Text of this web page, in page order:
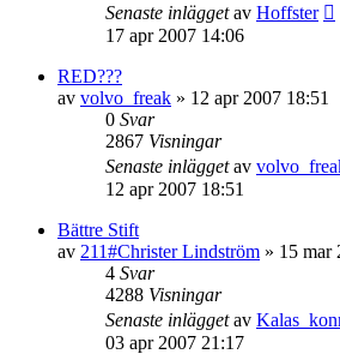
Senaste inläggetav Hoffster
17 apr 2007 14:06
RED???
av volvo_freak » 12 apr 2007 18:51
0 Svar
2867 Visningar
Senaste inläggetav
12 apr 2007 18:51
Bättre Stift
av 211#Christer Lindström » 15 mar
4 Svar
4288 Visningar
Senaste inläggetav
03 apr 2007 21:17